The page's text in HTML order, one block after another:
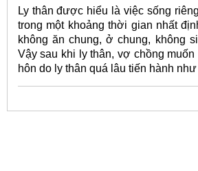
Ly thân được hiểu là việc sống
trong một khoảng thời gian nhất
không ăn chung, ở chung, không
Vậy sau khi ly thân, vợ chồng
hôn do ly thân quá lâu tiến hành